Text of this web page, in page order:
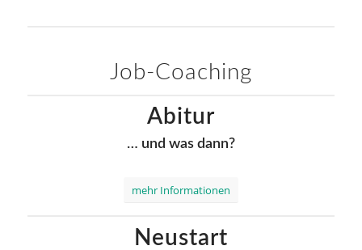
Job-Coaching
Abitur
… und was dann?
mehr Informationen
Neustart